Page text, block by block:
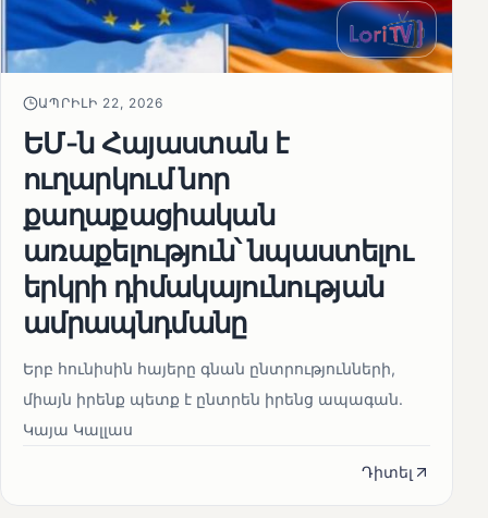
ԱՊՐԻԼԻ 22, 2026
ԵՄ-ն Հայաստան է
ուղարկում նոր
քաղաքացիական
առաքելություն՝ նպաստելու
երկրի դիմակայունության
ամրապնդմանը
Երբ հունիսին հայերը գնան ընտրությունների,
միայն իրենք պետք է ընտրեն իրենց ապագան.
Կայա Կալլաս
Դիտել